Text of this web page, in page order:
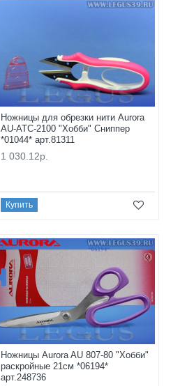
Ножницы для обрезки нити Aurora
AU-ATC-2100 "Хобби" Сниппер
*01044* арт.81311
1 030.12р.
Купить
Ножницы Aurora AU 807-80 "Хобби"
раскройные 21см *06194*
арт.248736